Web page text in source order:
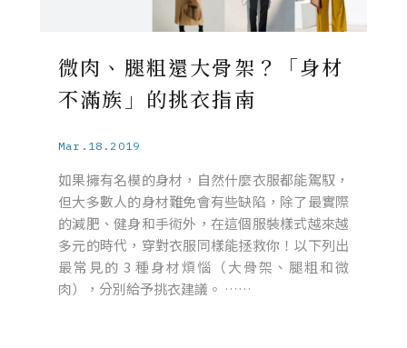
微肉、腿粗還大骨架？「身材
不滿族」的挑衣指南
Mar.18.2019
如果擁有名模的身材，自然什麼衣服都能駕馭，
但大多數人的身材難免會有些缺陷，除了最實際
的減肥、健身和手術外，在這個服裝樣式越來越
多元的時代，穿對衣服同樣能拯救你！以下列出
最常見的 3 種身材煩惱（大骨架、腿粗和微
肉），分別給予挑衣建議。 ……